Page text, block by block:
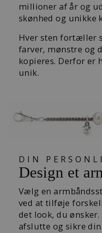
millioner af år og
skønhed og unikke
Hver sten fortæller
farver, mønstre og
kopieres. Derfor er
unik.
DIN
Design et
Vælg en
ved at tilføje
det look, du
afslutte og sikre